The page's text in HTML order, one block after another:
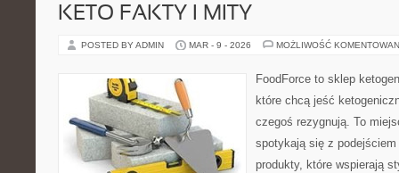
KETO FAKTY I MITY
POSTED BY ADMIN MAR - 9 - 2026 MOŻLIWOŚĆ
FoodForce to sklep
które chcą jeść
czegoś rezygnują. To
spotykają się z
produkty, które wspierają